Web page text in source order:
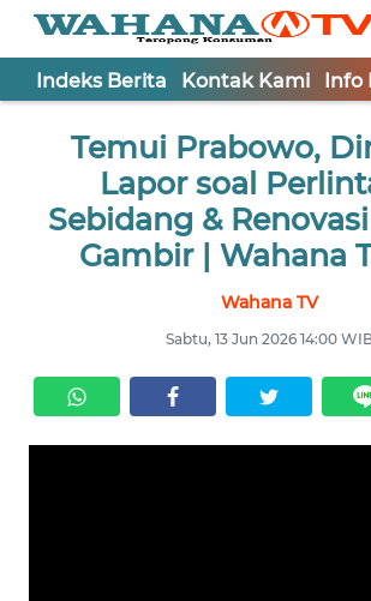
Indeks Berita Kontak Kami Info
Temui Prabowo,
Lapor soal
Sebidang &
Gambir | Wahana
Wahana TV
Sabtu, 13 Jun 2026 14:00
TV
Tutup
Informasi
INDEKS
KAMI